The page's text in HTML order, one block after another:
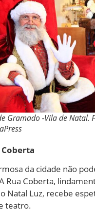
Gramado -Vila de Natal.
Coberta
da cidade não
Rua Coberta,
Natal Luz, recebe
teatro.